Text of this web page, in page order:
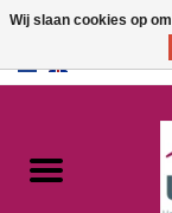
Catalogus
Wij slaan cookies op